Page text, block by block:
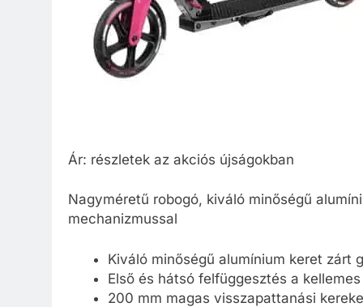
Ár: részletek az akciós újságokban
Nagyméretű robogó, kiváló minőségű
mechanizmussal
Kiváló minőségű alumínium keret zárt
Első és hátsó felfüggesztés a
200 mm magas visszapattanási